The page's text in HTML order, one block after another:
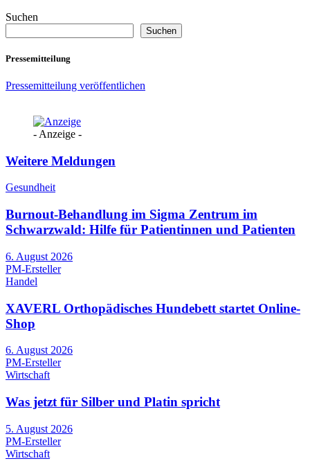
Suchen
Suchen
Pressemitteilung
Pressemitteilung veröffentlichen
- Anzeige -
Weitere Meldungen
Gesundheit
Burnout-Behandlung im Sigma Zentrum im
Schwarzwald: Hilfe für Patientinnen und Patienten
6. August 2026
PM-Ersteller
Handel
XAVERL Orthopädisches Hundebett startet Online-
Shop
6. August 2026
PM-Ersteller
Wirtschaft
Was jetzt für Silber und Platin spricht
5. August 2026
PM-Ersteller
Wirtschaft